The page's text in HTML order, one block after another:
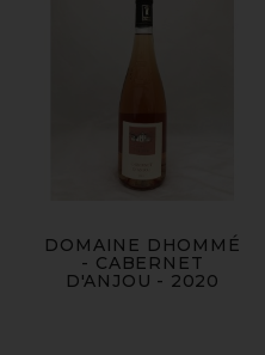
DOMAINE DHOMMÉ
- CABERNET
D'ANJOU - 2020